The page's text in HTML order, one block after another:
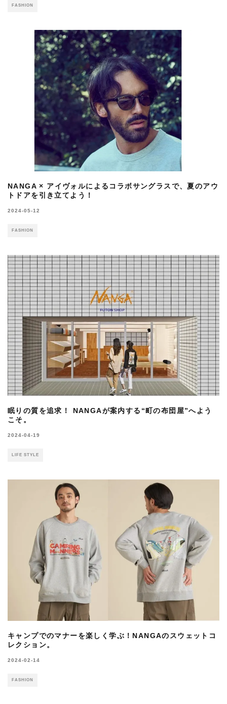
FASHION
NANGA × アイヴォルによるコラボサングラスで、夏のアウ
トドアを引き立てよう！
2024-05-12
FASHION
眠りの質を追求！ NANGAが案内する“町の布団屋”へよう
こそ。
2024-04-19
LIFE STYLE
キャンプでのマナーを楽しく学ぶ！NANGAのスウェットコ
レクション。
2024-02-14
FASHION